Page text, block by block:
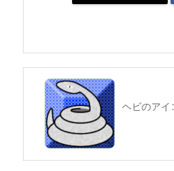
ヘビのアイ